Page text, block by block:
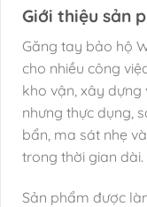
Giới thiệu sản
Găng tay bảo hộ
cho nhiều công
kho vận, xây
nhưng thực dụng,
bẩn, ma sát nhẹ
trong thời gian dài.
Sản phẩm được